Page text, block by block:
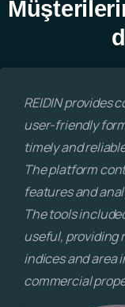
REIDIN provides
user-friendly
timely and
The platform
features and
The tools
useful, providing
indices and area
commercial